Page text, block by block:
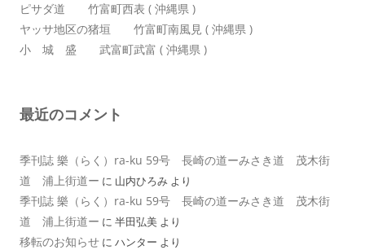
ピサダ道 竹富町西表 ( 沖縄県 )
ヤッサ地区の猪垣 竹富町南風見 ( 沖縄県 )
小 城 盛 武富町武富 ( 沖縄県 )
最近のコメント
季刊誌 樂（らく）ra-ku 59号 長崎の道ーみさき道 茂木街
道 浦上街道ー に 山内ひろみ より
季刊誌 樂（らく）ra-ku 59号 長崎の道ーみさき道 茂木街
道 浦上街道ー に 半田弘美 より
移転のお知らせ に ハンター より